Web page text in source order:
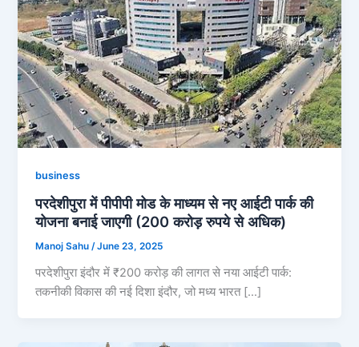
business
परदेशीपुरा में पीपीपी मोड के माध्यम से नए आईटी पार्क की
योजना बनाई जाएगी (200 करोड़ रुपये से अधिक)
Manoj Sahu /June 23, 2025
परदेशीपुरा इंदौर में ₹200 करोड़ की लागत से नया आईटी पार्क:
तकनीकी विकास की नई दिशा इंदौर, जो मध्य भारत […]